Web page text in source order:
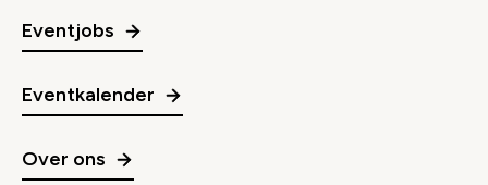
Eventjobs
Eventkalender
Over ons